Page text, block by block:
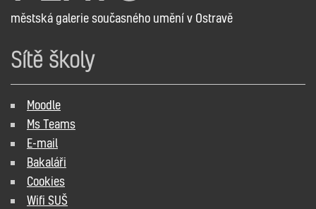
městská galerie současného umění v Ostravě
Sítě školy
Moodle
Ms Teams
E-mail
Bakaláři
Cookies
Wifi SUŠ